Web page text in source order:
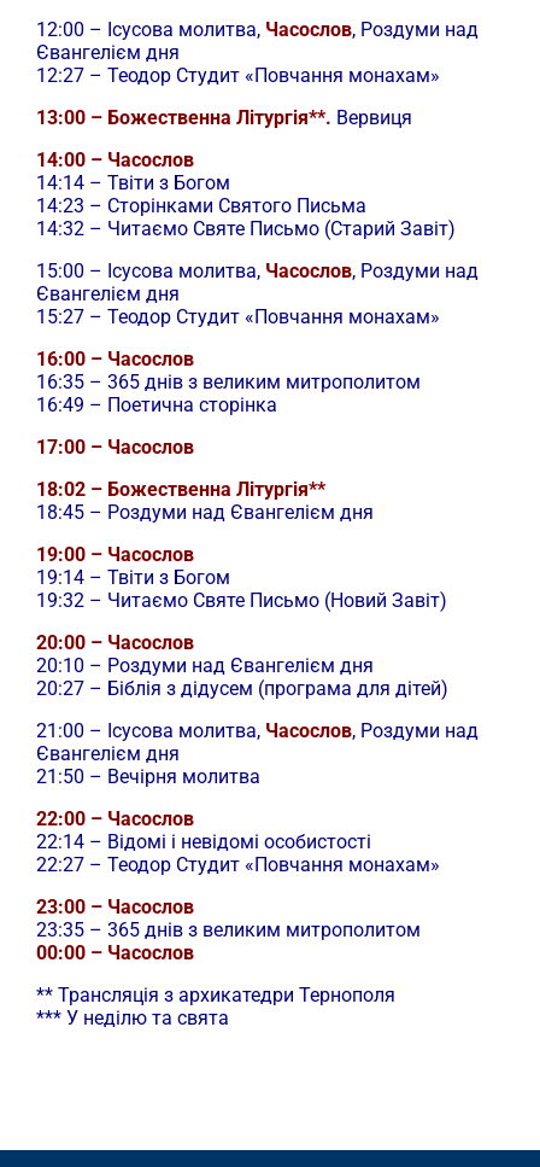
12:00 – Ісусова молитва, Часослов, Роздуми над
Євангелієм дня
12:27 – Теодор Студит «Повчання монахам»
13:00 – Божественна Літургія**. Вервиця
14:00 – Часослов
14:14 – Твіти з Богом
14:23 – Сторінками Святого Письма
14:32 – Читаємо Святе Письмо (Старий Завіт)
15:00 – Ісусова молитва, Часослов, Роздуми над
Євангелієм дня
15:27 – Теодор Студит «Повчання монахам»
16:00 – Часослов
16:35 – 365 днів з великим митрополитом
16:49 – Поетична сторінка
17:00 – Часослов
18:02 – Божественна Літургія**
18:45 – Роздуми над Євангелієм дня
19:00 – Часослов
19:14 – Твіти з Богом
19:32 – Читаємо Святе Письмо (Новий Завіт)
20:00 – Часослов
20:10 – Роздуми над Євангелієм дня
20:27 – Біблія з дідусем (програма для дітей)
21:00 – Ісусова молитва, Часослов, Роздуми над
Євангелієм дня
21:50 – Вечірня молитва
22:00 – Часослов
22:14 – Відомі і невідомі особистості
22:27 – Теодор Студит «Повчання монахам»
23:00 – Часослов
23:35 – 365 днів з великим митрополитом
00:00 – Часослов
** Трансляція з архикатедри Тернополя
*** У неділю та свята